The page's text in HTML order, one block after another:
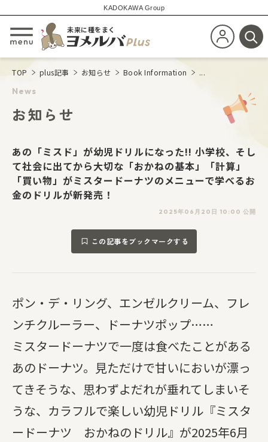
KADOKAWA Group
メニューを開閉する
未来に種をまく
新規会員登
検
TOP plus記事 お知らせ Book Information ...
News
お知らせ
あの「ミスド」が幼児ドリルになった!! 小学校、そし
て社会に出てから大切な「おかねの基本」「計算」
「買い物」がミスタードーナツのメニューで学べるお
金のドリルが新発売！
2025年06月20日 10:00 公開
この記事をブックマークする
ポン・デ・リング、エンゼルクリーム、フレ
ンチクルーラー、ドーナツポップ……
ミスタードーナツで一度は食べたことがある
あのドーナツ。見ただけで甘いにおいが漂っ
てきそうな、思わずよだれが垂れてしまいそ
うな、カラフルで楽しい幼児ドリル『ミスタ
ードーナツ おかねのドリル』が2025年6月